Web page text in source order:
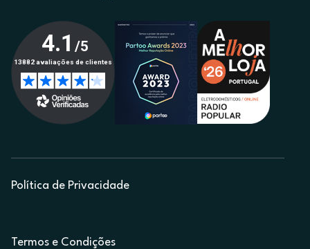
Política de Privacidade
Termos e Condições